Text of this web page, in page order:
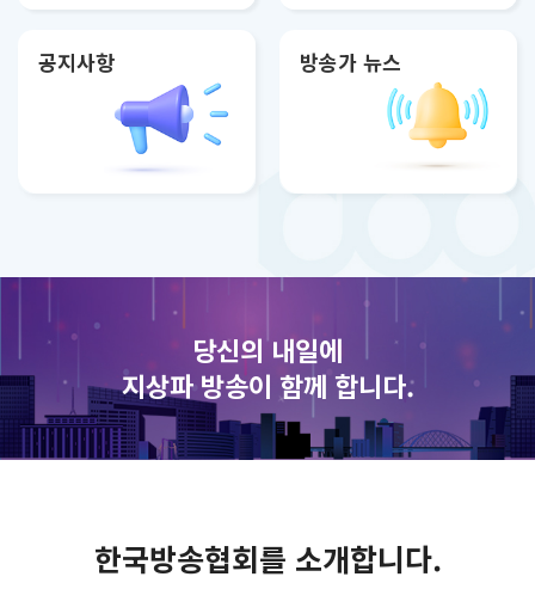
공지사항 방송가 뉴스
당신의 내일에
지상파 방송이 함께 합니다.
한국방송협회를 소개합니다.